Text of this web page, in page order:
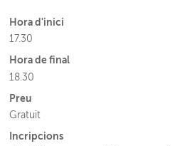
Hora d'inici
17.30
Hora de final
18.30
Preu
Gratuït
Incripcions